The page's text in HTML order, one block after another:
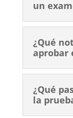
un
¿Qué
aprobar
¿Qué
la